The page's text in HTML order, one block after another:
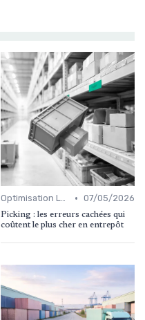
Optimisation Logistique • 07/05/2026
Picking : les erreurs cachées qui
coûtent le plus cher en entrepôt